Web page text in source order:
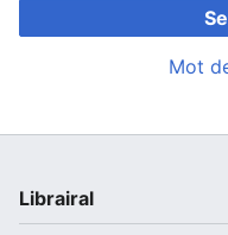
Mot
Librairal